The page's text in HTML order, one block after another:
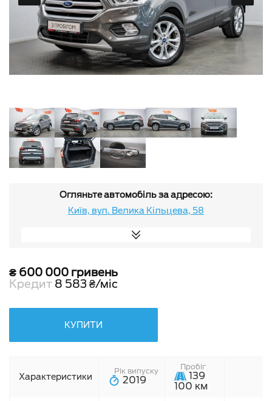
Огляньте автомобіль за адресою:
Київ, вул. Велика Кільцева, 58
₴ 600 000 гривень
Кредит 8 583 ₴/міс
КУПИТИ
Характеристики
Рік випуску
2019
Пробіг
139
100 км